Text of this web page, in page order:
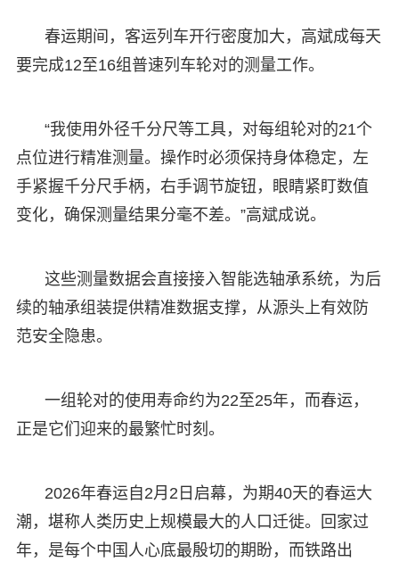
春运期间，客运列车开行密度加大，高斌成每天
要完成12至16组普速列车轮对的测量工作。
“我使用外径千分尺等工具，对每组轮对的21个
点位进行精准测量。操作时必须保持身体稳定，左
手紧握千分尺手柄，右手调节旋钮，眼睛紧盯数值
变化，确保测量结果分毫不差。”高斌成说。
这些测量数据会直接接入智能选轴承系统，为后
续的轴承组装提供精准数据支撑，从源头上有效防
范安全隐患。
一组轮对的使用寿命约为22至25年，而春运，
正是它们迎来的最繁忙时刻。
2026年春运自2月2日启幕，为期40天的春运大
潮，堪称人类历史上规模最大的人口迁徙。回家过
年，是每个中国人心底最殷切的期盼，而铁路出